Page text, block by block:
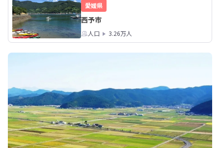
ンターまでご連絡く
愛媛県
西予市
人口 3.26万人